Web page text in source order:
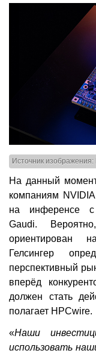
Источник изображения:
На данный
компаниям
на инференсе с
Gaudi.
ориентирован
Гелсингер
перспективный
вперёд
должен стать
полагает HPCwire.
«Наши
использовать